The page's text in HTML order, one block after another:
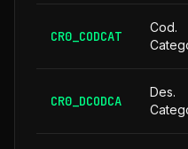
CR0_CODCAT
Cod.
CR0_DCODCA
Des.